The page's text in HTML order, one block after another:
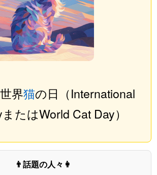
界猫の日（International
たはWorld Cat Day）
👨話題の人々👩